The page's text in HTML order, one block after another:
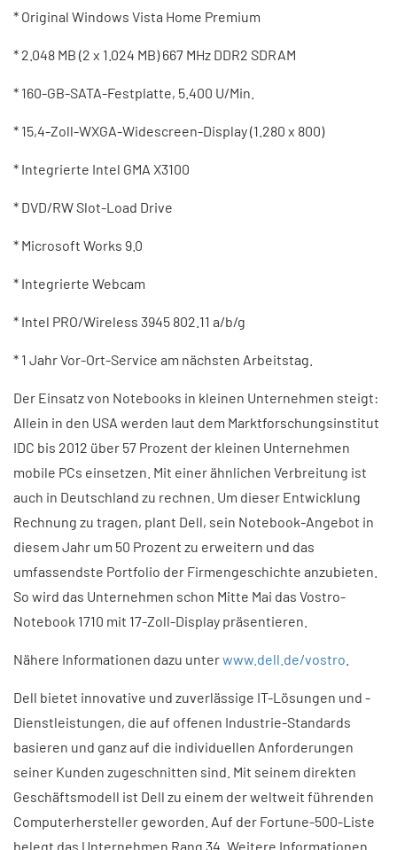
* Original Windows Vista Home Premium
* 2.048 MB (2 x 1.024 MB) 667 MHz DDR2 SDRAM
* 160-GB-SATA-Festplatte, 5.400 U/Min.
* 15,4-Zoll-WXGA-Widescreen-Display (1.280 x 800)
* Integrierte Intel GMA X3100
* DVD/RW Slot-Load Drive
* Microsoft Works 9.0
* Integrierte Webcam
* Intel PRO/Wireless 3945 802.11 a/b/g
* 1 Jahr Vor-Ort-Service am nächsten Arbeitstag.
Der Einsatz von Notebooks in kleinen Unternehmen steigt:
Allein in den USA werden laut dem Marktforschungsinstitut
IDC bis 2012 über 57 Prozent der kleinen Unternehmen
mobile PCs einsetzen. Mit einer ähnlichen Verbreitung ist
auch in Deutschland zu rechnen. Um dieser Entwicklung
Rechnung zu tragen, plant Dell, sein Notebook-Angebot in
diesem Jahr um 50 Prozent zu erweitern und das
umfassendste Portfolio der Firmengeschichte anzubieten.
So wird das Unternehmen schon Mitte Mai das Vostro-
Notebook 1710 mit 17-Zoll-Display präsentieren.
Nähere Informationen dazu unterwww.dell.de/vostro
Dell bietet innovative und zuverlässige IT-Lösungen und -
Dienstleistungen, die auf offenen Industrie-Standards
basieren und ganz auf die individuellen Anforderungen
seiner Kunden zugeschnitten sind. Mit seinem direkten
Geschäftsmodell ist Dell zu einem der weltweit führenden
Computerhersteller geworden. Auf der Fortune-500-Liste
belegt das Unternehmen Rang 34. Weitere Informationen